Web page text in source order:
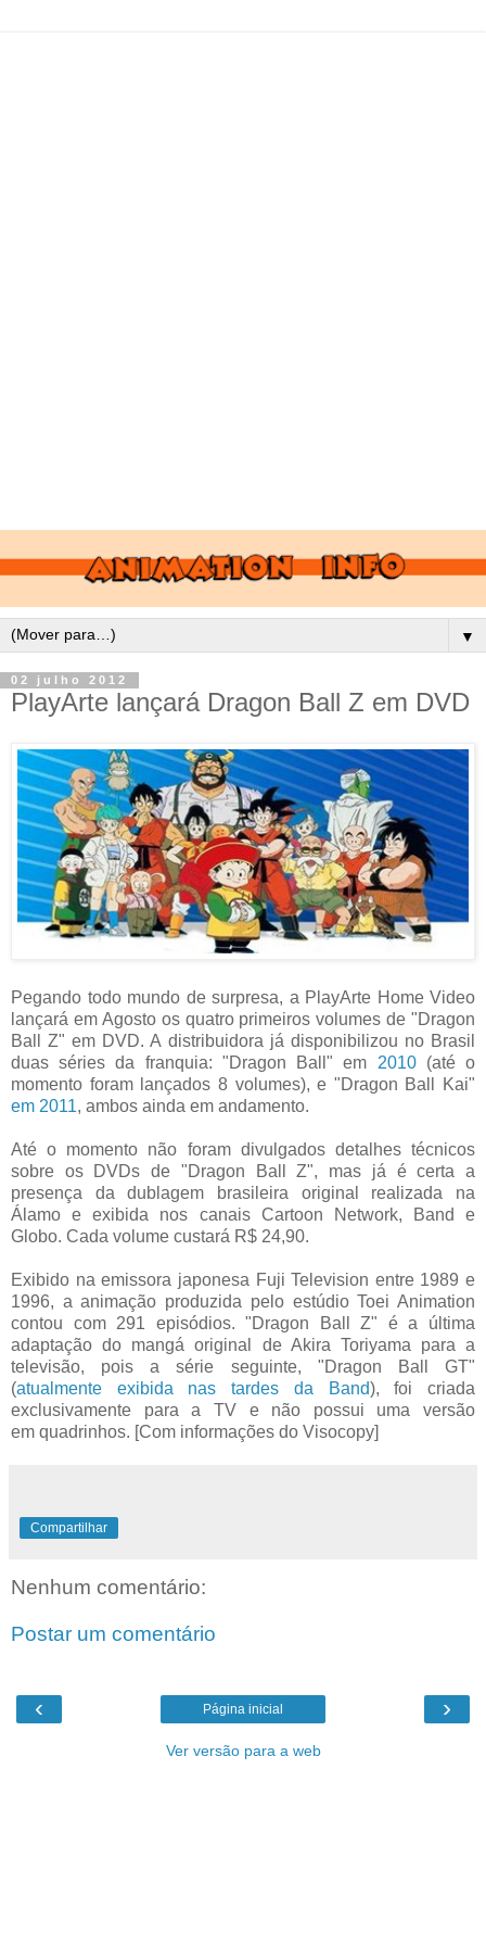
▼
02 julho 2012
PlayArte lançará Dragon Ball Z em DVD
Pegando todo mundo de surpresa, a PlayArte Home Video
lançará em Agosto os quatro primeiros volumes de "Dragon
Ball Z" em DVD. A distribuidora já disponibilizou no Brasil
duas séries da franquia: "Dragon Ball" em 2010 (até o
momento foram lançados 8 volumes), e "Dragon Ball Kai"
em 2011, ambos ainda em andamento.
Até o momento não foram divulgados detalhes técnicos
sobre os DVDs de "Dragon Ball Z", mas já é certa a
presença da dublagem brasileira original realizada na
Álamo e exibida nos canais Cartoon Network, Band e
Globo. Cada volume custará R$ 24,90.
Exibido na emissora japonesa Fuji Television entre 1989 e
1996, a animação produzida pelo estúdio Toei Animation
contou com 291 episódios. "Dragon Ball Z" é a última
adaptação do mangáoriginal de Akira Toriyama para a
televisão, pois a série seguinte, "Dragon Ball GT"
(atualmente exibida nas tardes da Band), foi criada
exclusivamente para a TV e não possui uma versão
em quadrinhos. [ Com informações do Visocopy]
Compartilhar
Nenhum comentário:
Postar um comentário
‹ ›
Página inicial
Ver versão para a web